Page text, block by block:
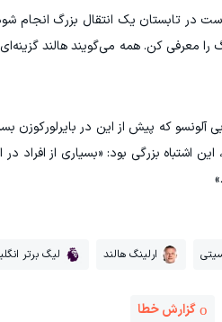
در تابستان یک انتقال بزرگ انجام
را معرفی کن. همه می‌گویند هالند
اشتباه بزرگی بود: «بسیاری از افراد
ارلینگ هالند لیگ برتر
گزارش خطا